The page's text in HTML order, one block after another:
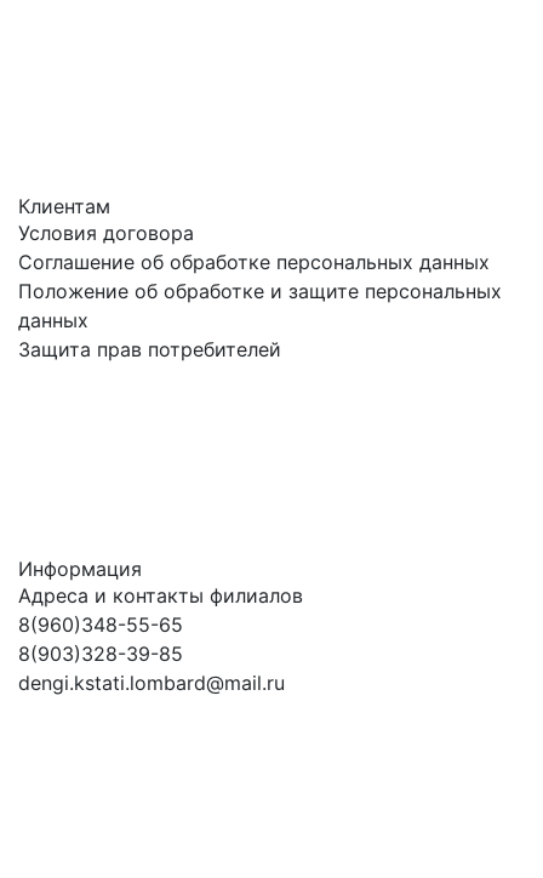
Клиентам
Условия договора
Соглашение об обработке персональных данных
Положение об обработке и защите персональных
данных
Защита прав потребителей
Информация
Адреса и контакты филиалов
8(960)348-55-65
8(903)328-39-85
dengi.kstati.lombard@mail.ru